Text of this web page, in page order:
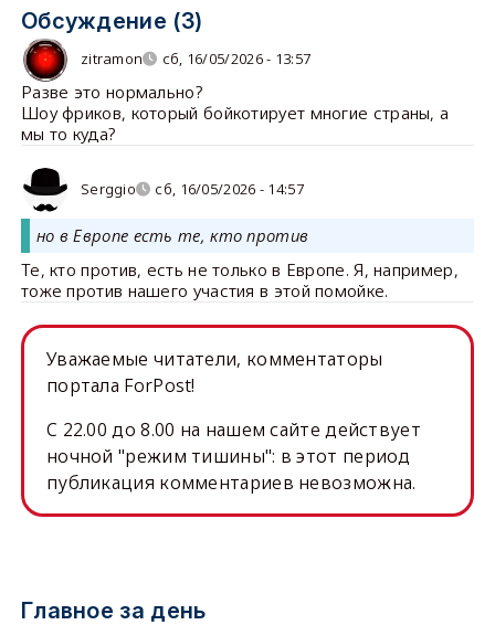
Обсуждение (3)
zitramon сб, 16/05/2026 - 13:57
Разве это нормально?
Шоу фриков, который бойкотирует многие страны, а
мы то куда?
Serggio сб, 16/05/2026 - 14:57
но в Европе есть те, кто против
Те, кто против, есть не только в Европе. Я, например,
тоже против нашего участия в этой помойке.
Уважаемые читатели, комментаторы
портала ForPost!
C 22.00 до 8.00 на нашем сайте действует
ночной "режим тишины": в этот период
публикация комментариев невозможна.
Главное за день